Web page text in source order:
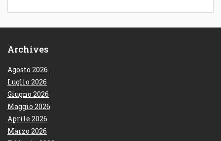
Archives
Agosto 2026
Luglio 2026
Giugno 2026
Maggio 2026
Aprile 2026
Marzo 2026